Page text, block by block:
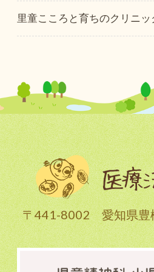
里童こころと育ちのクリニッ
〒441-8002 愛知県豊